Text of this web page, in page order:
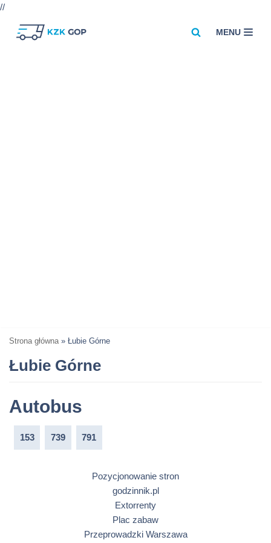
//
MENU
Strona główna » Łubie Górne
Łubie Górne
Autobus
153 739 791
Pozycjonowanie stron
godzinnik.pl
Extorrenty
Plac zabaw
Przeprowadzki Warszawa